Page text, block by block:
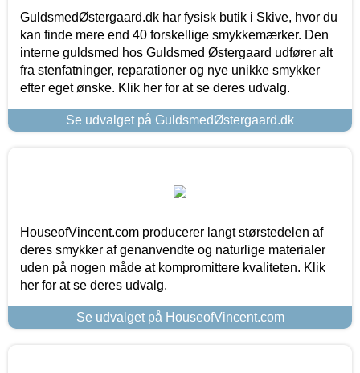
GuldsmedØstergaard.dk har fysisk butik i Skive, hvor du
kan finde mere end 40 forskellige smykkemærker. Den
interne guldsmed hos Guldsmed Østergaard udfører alt
fra stenfatninger, reparationer og nye unikke smykker
efter eget ønske. Klik her for at se deres udvalg.
Se udvalget på GuldsmedØstergaard.dk
HouseofVincent.com producerer langt størstedelen af
deres smykker af genanvendte og naturlige materialer
uden på nogen måde at kompromittere kvaliteten. Klik
her for at se deres udvalg.
Se udvalget på HouseofVincent.com